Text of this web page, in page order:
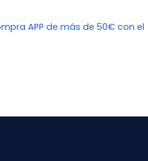
APP de más de 50€ con el